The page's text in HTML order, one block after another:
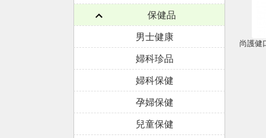
保健品
男士健康
婦科珍品
婦科保健
孕婦保健
兒童保健